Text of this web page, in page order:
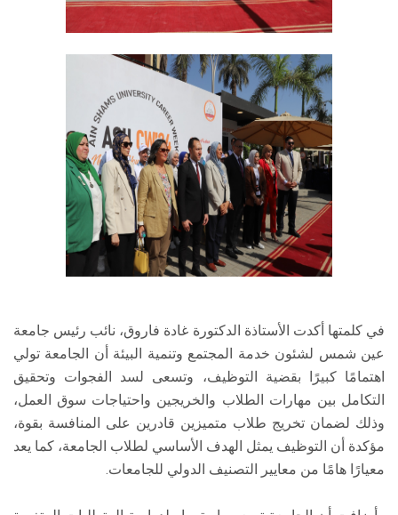
في كلمتها أكدت الأستاذة الدكتورة غادة فاروق، نائب رئيس جامعة
عين شمس لشئون خدمة المجتمع وتنمية البيئة أن الجامعة تولي
اهتمامًا كبيرًا بقضية التوظيف، وتسعى لسد الفجوات وتحقيق
التكامل بين مهارات الطلاب والخريجين واحتياجات سوق العمل،
وذلك لضمان تخريج طلاب متميزين قادرين على المنافسة بقوة،
مؤكدة أن التوظيف يمثل الهدف الأساسي لطلاب الجامعة، كما يعد
معيارًا هامًا من معايير التصنيف الدولي للجامعات.